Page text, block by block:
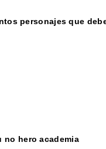
personajes que
no hero academia